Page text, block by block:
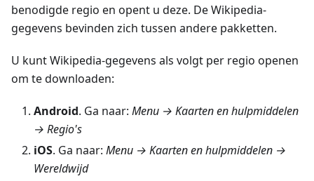
benodigde regio en opent u deze. De Wikipedia-
gegevens bevinden zich tussen andere pakketten.
U kunt Wikipedia-gegevens als volgt per regio openen
om te downloaden:
Android. Ga naar: Menu → Kaarten en hulpmiddelen
→ Regio's
iOS. Ga naar: Menu → Kaarten en hulpmiddelen →
Wereldwijd